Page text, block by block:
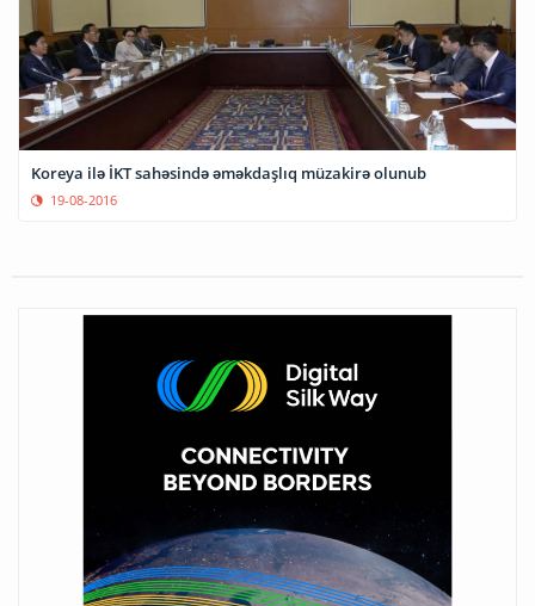
Koreya ilə İKT sahəsində əməkdaşlıq müzakirə olunub
19-08-2016